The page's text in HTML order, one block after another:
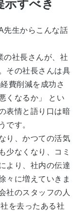
すべき
先生からこんな話
の社長さんが、社
その社長さんは具
費削減を成功さ
くなるか」 とい
表情と語り口は暗
です。
り、かつての活気
少なくなり、コミ
より、社内の伝達
々に増えていきま
社のスタッフの人
を去ったある社